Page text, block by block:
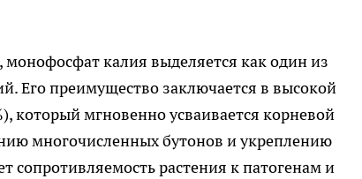
монофосфат калия выделяется как один из
Его преимущество заключается в высокой
который мгновенно усваивается корневой
многочисленных бутонов и укреплению
сопротивляемость растения к патогенам и